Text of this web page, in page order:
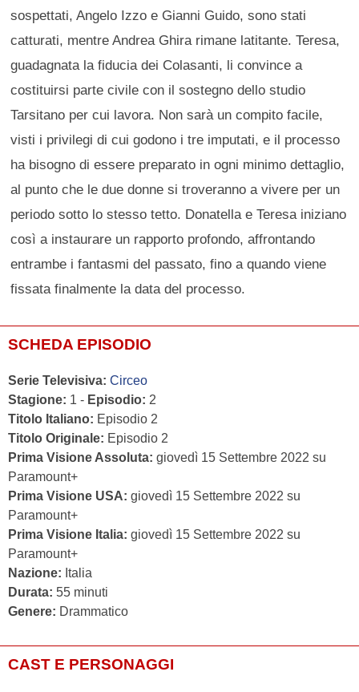
sospettati, Angelo Izzo e Gianni Guido, sono stati
catturati, mentre Andrea Ghira rimane latitante. Teresa,
guadagnata la fiducia dei Colasanti, li convince a
costituirsi parte civile con il sostegno dello studio
Tarsitano per cui lavora. Non sarà un compito facile,
visti i privilegi di cui godono i tre imputati, e il processo
ha bisogno di essere preparato in ogni minimo dettaglio,
al punto che le due donne si troveranno a vivere per un
periodo sotto lo stesso tetto. Donatella e Teresa iniziano
così a instaurare un rapporto profondo, affrontando
entrambe i fantasmi del passato, fino a quando viene
fissata finalmente la data del processo.
SCHEDA EPISODIO
Serie Televisiva: Circeo
Stagione: 1 - Episodio: 2
Titolo Italiano: Episodio 2
Titolo Originale: Episodio 2
Prima Visione Assoluta: giovedì 15 Settembre 2022 su
Paramount+
Prima Visione USA: giovedì 15 Settembre 2022 su
Paramount+
Prima Visione Italia: giovedì 15 Settembre 2022 su
Paramount+
Nazione: Italia
Durata: 55 minuti
Genere: Drammatico
CAST E PERSONAGGI